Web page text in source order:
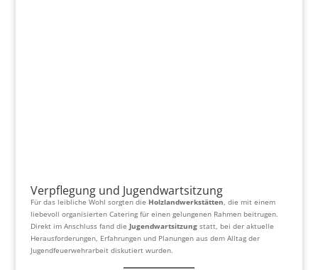
Verpflegung und Jugendwartsitzung
Für das leibliche Wohl sorgten die Holzlandwerkstätten, die mit einem
liebevoll organisierten Catering für einen gelungenen Rahmen beitrugen.
Direkt im Anschluss fand die Jugendwartsitzungstatt, bei der aktuelle
Herausforderungen, Erfahrungen und Planungen aus dem Alltag der
Jugendfeuerwehrarbeit diskutiert wurden.